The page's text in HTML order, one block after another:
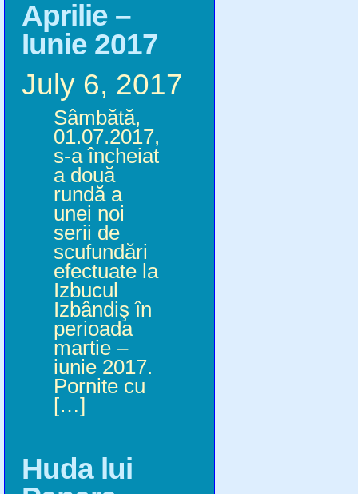
Aprilie –
Iunie 2017
July 6, 2017
Sâmbătă,
01.07.2017,
s-a încheiat
a două
rundă a
unei noi
serii de
scufundări
efectuate la
Izbucul
Izbândiş în
perioada
martie –
iunie 2017.
Pornite cu
[…]
Huda lui